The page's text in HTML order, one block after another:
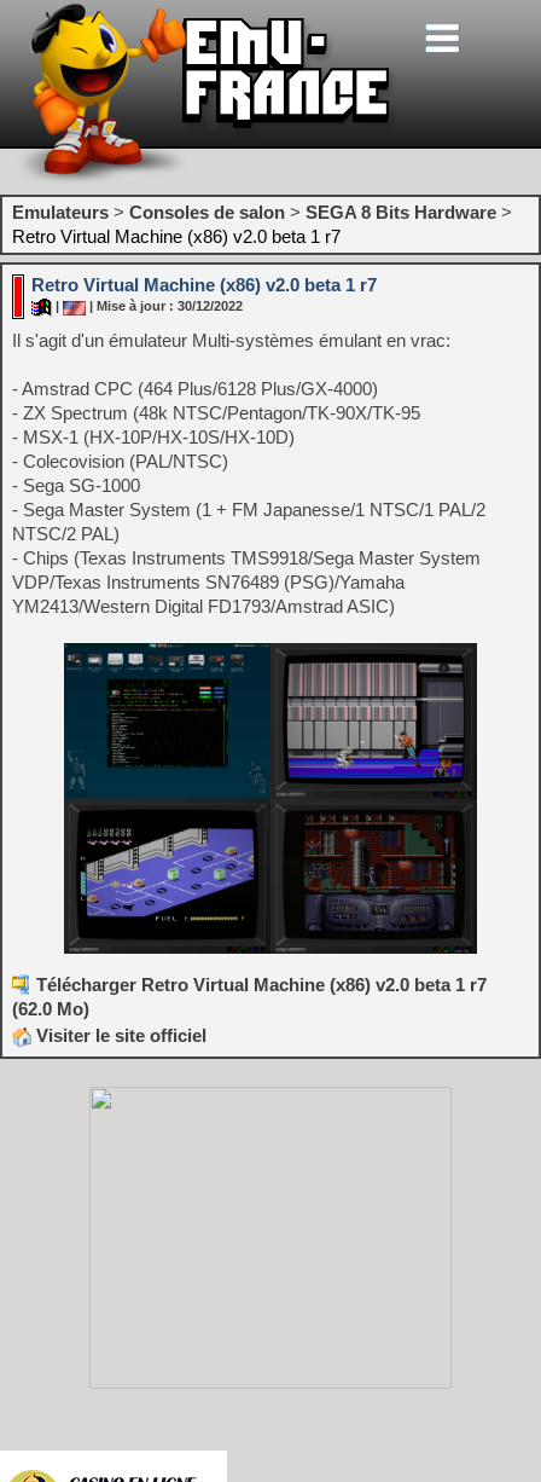
Emulateurs > Consoles de salon > SEGA 8 Bits Hardware >
Retro Virtual Machine (x86) v2.0 beta 1 r7
Retro Virtual Machine (x86) v2.0 beta 1 r7
| Mise à jour : 30/12/2022
Il s'agit d'un émulateur Multi-systèmes émulant en vrac:
- Amstrad CPC (464 Plus/6128 Plus/GX-4000)
- ZX Spectrum (48k NTSC/Pentagon/TK-90X/TK-95
- MSX-1 (HX-10P/HX-10S/HX-10D)
- Colecovision (PAL/NTSC)
- Sega SG-1000
- Sega Master System (1 + FM Japanesse/1 NTSC/1 PAL/2
NTSC/2 PAL)
- Chips (Texas Instruments TMS9918/Sega Master System
VDP/Texas Instruments SN76489 (PSG)/Yamaha
YM2413/Western Digital FD1793/Amstrad ASIC)
Télécharger Retro Virtual Machine (x86) v2.0 beta 1 r7
(62.0 Mo)
Visiter le site officiel